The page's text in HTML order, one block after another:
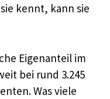
kennt, kann sie
Eigenanteil im
bei rund 3.245
Was viele